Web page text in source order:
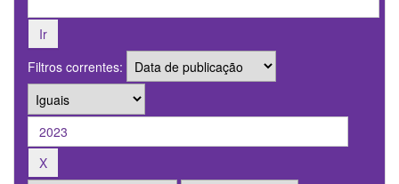
Filtros correntes: